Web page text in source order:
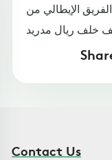
الإيطالي من
Contact Us